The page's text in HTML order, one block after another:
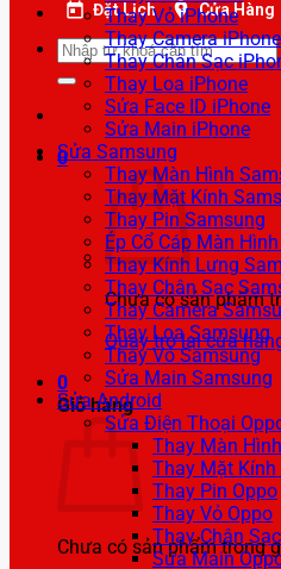
Đặt Lịch Cửa Hàng
Tìm
kiếm:
0
Chưa có sản phẩm
Quay trở lại cửa
0
Giỏ hàng
Chưa có sản phẩm trong
Thay Vỏ iPhone
Thay Camera iPhone
Thay Chân Sạc
Thay Loa iPhone
Sửa Face ID iPhone
Sửa Main iPhone
Sửa Samsung
Thay Màn Hình
Thay Mặt Kính
Thay Pin Samsung
Ép Cổ Cáp Màn
Thay Kính Lưng
Thay Chân Sạc
Thay Camera
Thay Loa Samsung
Thay Vỏ Samsung
Sửa Main Samsung
Sửa Android
Sửa Điện Thoại
Thay Màn
Thay Mặt Kính
Thay Pin Oppo
Thay Vỏ Oppo
Thay Chân
Sửa Main